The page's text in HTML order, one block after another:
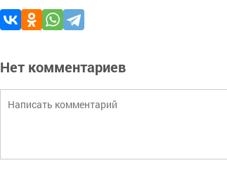
Нет комментариев